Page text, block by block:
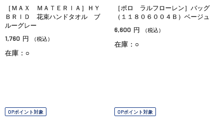
［ＭＡＸ ＭＡＴＥＲＩＡ］ＨＹ
ＢＲＩＤ 花束ハンドタオル ブ
ルーグレー
1,760 円 （税込）
在庫：○
［ポロ ラルフローレン］バッグ
（１１８０６００４Ｂ）ベージュ
6,600 円 （税込）
在庫：○
OPポイント対象 OPポイント対象